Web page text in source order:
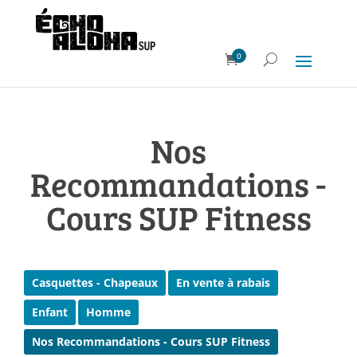
0
Nos
Recommandations -
Cours SUP Fitness
Casquettes - Chapeaux
En vente à rabais
Enfant
Homme
Nos Recommandations - Cours SUP Fitness